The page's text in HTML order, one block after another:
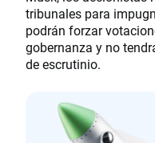
tribunales para
podrán forzar
gobernanza y no
de escrutinio.